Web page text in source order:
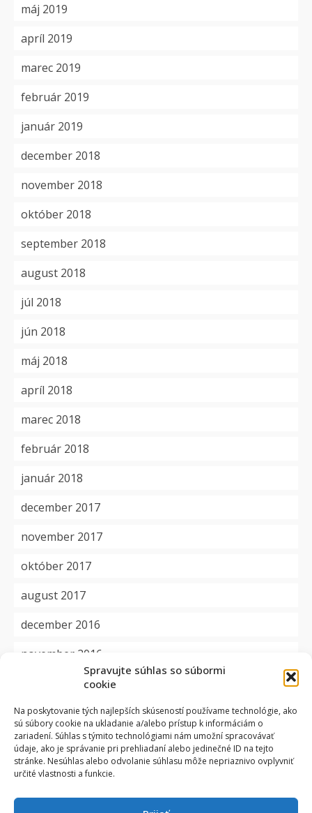
Spravujte súhlas so súbormi
cookie
Na poskytovanie tých najlepších skúseností používame technológie, ako
sú súbory cookie na ukladanie a/alebo prístup k informáciám o
zariadení. Súhlas s týmito technológiami nám umožní spracovávať
údaje, ako je správanie pri prehliadaní alebo jedinečné ID na tejto
stránke. Nesúhlas alebo odvolanie súhlasu môže nepriaznivo ovplyvniť
určité vlastnosti a funkcie.
máj 2019
apríl 2019
marec 2019
február 2019
január 2019
december 2018
november 2018
október 2018
september 2018
august 2018
júl 2018
jún 2018
máj 2018
apríl 2018
marec 2018
február 2018
január 2018
december 2017
november 2017
október 2017
august 2017
december 2016
november 2016
aktuality
dôležité